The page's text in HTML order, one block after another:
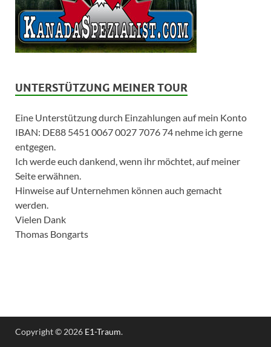
UNTERSTÜTZUNG MEINER TOUR
Eine Unterstützung durch Einzahlungen auf mein Konto
IBAN: DE88 5451 0067 0027 7076 74 nehme ich gerne
entgegen.
Ich werde euch dankend, wenn ihr möchtet, auf meiner
Seite erwähnen.
Hinweise auf Unternehmen können auch gemacht
werden.
Vielen Dank
Thomas Bongarts
Copyright © 2026 E1-Traum.